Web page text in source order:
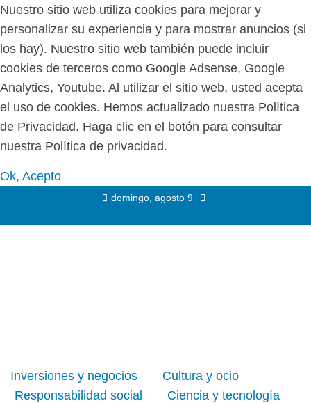
Nuestro sitio web utiliza cookies para mejorar y
personalizar su experiencia y para mostrar anuncios (si
los hay). Nuestro sitio web también puede incluir
cookies de terceros como Google Adsense, Google
Analytics, Youtube. Al utilizar el sitio web, usted acepta
el uso de cookies. Hemos actualizado nuestra Política
de Privacidad. Haga clic en el botón para consultar
nuestra Política de privacidad.
Ok, Acepto
domingo, agosto 9
Inversiones y negocios
Cultura y ocio
Responsabilidad social
Ciencia y tecnología